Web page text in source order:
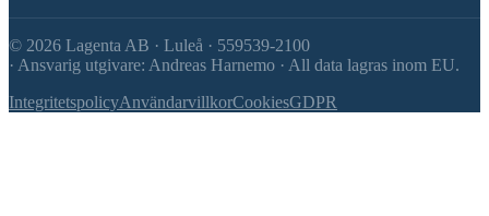
© 2026 Lagenta AB · Luleå · 559539-2100
· Ansvarig utgivare: Andreas Harnemo · All data lagras inom EU.
IntegritetspolicyAnvändarvillkorCookiesGDPR